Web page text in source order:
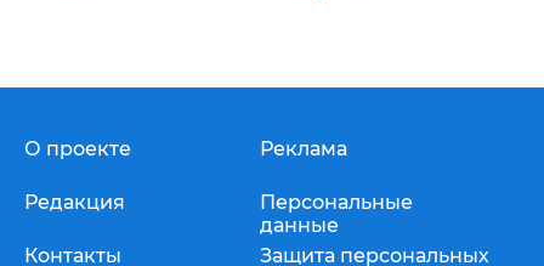
О проекте
Редакция
Контакты
Реклама
Персональные
данные
Защита персональных